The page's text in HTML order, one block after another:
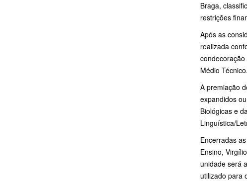
Braga,
restrições
Após as
realizada
Médio Técnico.
A premiação
expandidos
Biológicas e
Linguística/
Encerradas
Ensino,
unidade será
utilizado para